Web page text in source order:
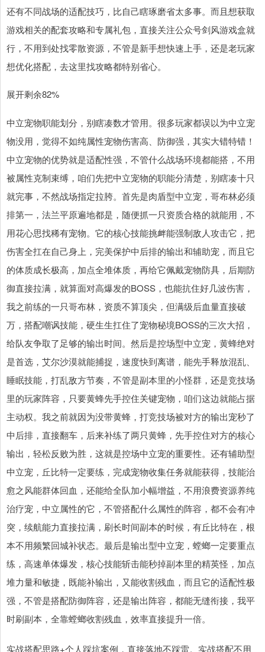
还有不同战场的适配技巧，比自己瞎琢磨省太多事。而且想获取
游戏相关的配套攻略和专属礼包，直接关注公众号剑风游戏盒就
行，不用到处找零散资源，不管是新手想快速上手，还是老玩家
想优化搭配，去这里找攻略都特别省心。
展开剩余82%
中立宠物职能划分，别瞎凑数才管用。很多玩家都误以为中立宠
物没用，觉得不如纯属性宠物伤害高、防御强，其实大错特错！
中立宠物的优势就是适配性强，不管什么战场环境都能搭，不用
被属性克制束缚，咱们先把中立宠物的职能分清楚，别瞎凑十只
就完事，不然战场指定拉胯。首先是肉盾型中立宠，哥布林必须
排第一，法兰平原遍地都是，随便抓一只资质合格的就能用，不
用花心思找稀有宠物。它的核心技能挑衅能强制敌人攻击它，把
伤害全扛在自己身上，完美保护中后排的输出和辅助宠，而且它
的体质成长极高，加点全堆体质，再给它佩戴宠物防具，后期防
御直接拉满，就算面对高爆发的BOSS，也能抗住好几波伤害，
我之前练的一只哥布林，资质不算顶尖，但满级后血量直接破
万，搭配嘲讽技能，硬生生扛住了宠物秘境BOSS的三次大招，
给队友争取了足够的输出时间。然后是控场型中立宠，黄蜂绝对
是首选，艾尔沙漠就能捕捉，速度快到离谱，能先手释放混乱、
睡眠技能，打乱敌方节奏，不管是副本里的小怪群，还是竞技场
里的玩家阵容，只要黄蜂先手控住关键宠物，咱们这边就能占据
主动权。我之前就因为没带黄蜂，打竞技场被对方的输出宠秒了
中后排，直接翻车，后来补练了两只黄蜂，先手控住对方的核心
输出，轻松反败为胜，这就是控场中立宠的重要性。还有辅助型
中立宠，丘比特一定要练，完成宠物收集任务就能获得，技能治
愈之风能群体回血，还能给全队加小幅增益，不用浪费资源养纯
治疗宠，中立属性的它，不管搭配什么属性的阵容，都不会有冲
突，续航能力直接拉满，刷长时间副本的时候，有丘比特在，根
本不用频繁回城补状态。最后是输出型中立宠，螳螂一定要重点
练，高速单体爆发，核心技能斩击能秒掉副本里的精英怪，加点
堆力量和敏捷，既能补输出，又能收割残血，而且它的适配性极
强，不管是搭配防御阵容，还是输出阵容，都能无缝衔接，我平
时刷副本，全靠螳螂收割残血，效率直接提升一倍。
实战搭配思路+个人踩坑案例，直接落地不踩雷。实战搭配不用